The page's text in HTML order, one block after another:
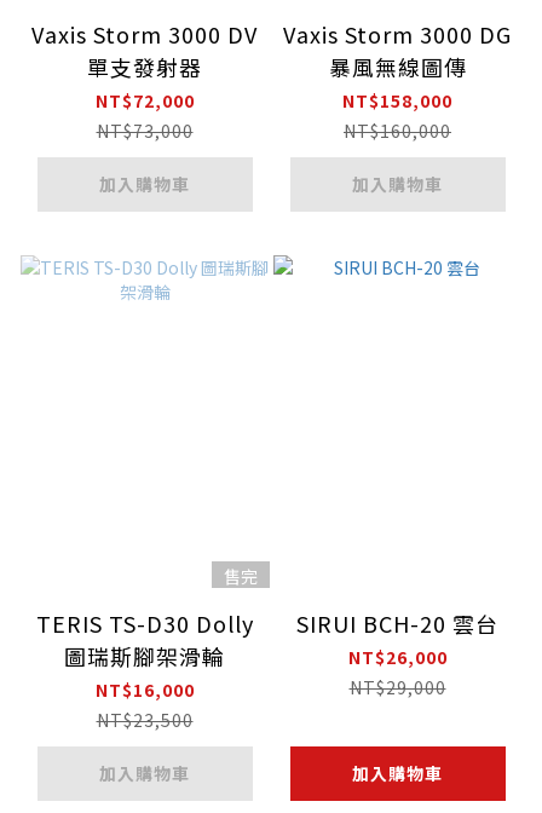
Vaxis Storm 3000 DV
單支發射器
NT$72,000
NT$73,000
加入購物車
Vaxis Storm 3000 DG
暴風無線圖傳
NT$158,000
NT$160,000
加入購物車
售完
TERIS TS-D30 Dolly
圖瑞斯腳架滑輪
NT$16,000
NT$23,500
加入購物車
SIRUI BCH-20 雲台
NT$26,000
NT$29,000
加入購物車